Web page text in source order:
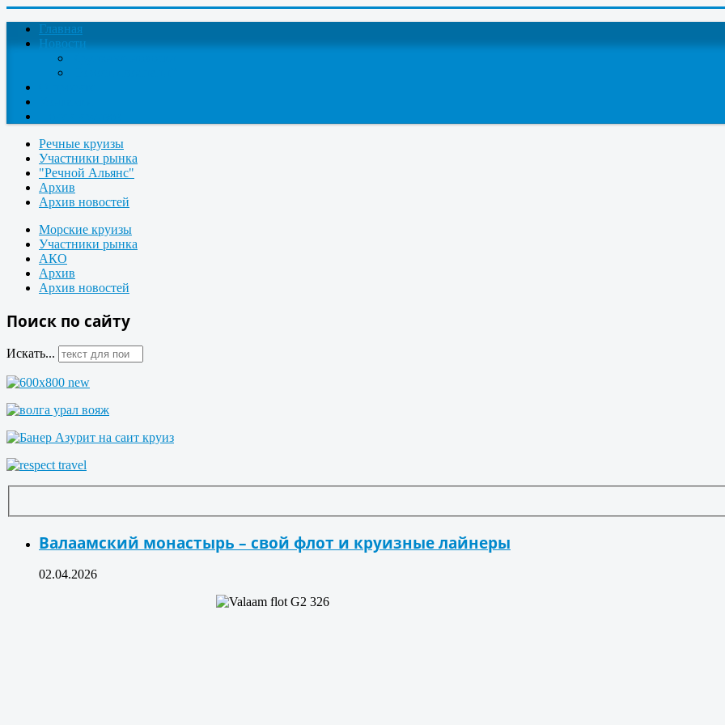
Главная
Новости
Речные круизы
Участники рынка
"Речной Альянс"
Архив
Архив новостей
Морские круизы
Участники рынка
АКО
Архив
Архив новостей
Поиск по сайту
Искать...
Валаамский монастырь – свой флот и круизные лайнеры
02.04.2026